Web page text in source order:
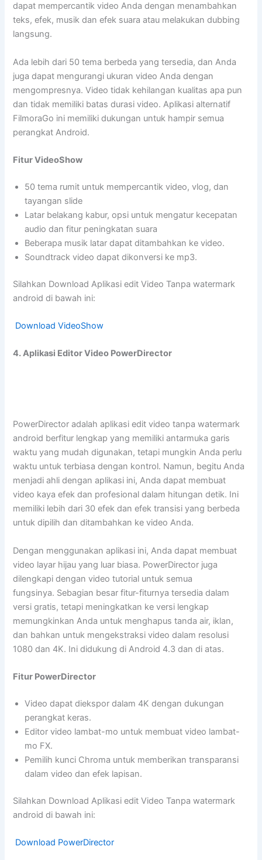
dapat mempercantik video Anda dengan menambahkan
teks, efek, musik dan efek suara atau melakukan dubbing
langsung.
Ada lebih dari 50 tema berbeda yang tersedia, dan Anda
juga dapat mengurangi ukuran video Anda dengan
mengompresnya. Video tidak kehilangan kualitas apa pun
dan tidak memiliki batas durasi video. Aplikasi alternatif
FilmoraGo ini memiliki dukungan untuk hampir semua
perangkat Android.
Fitur VideoShow
50 tema rumit untuk mempercantik video, vlog, dan
tayangan slide
Latar belakang kabur, opsi untuk mengatur kecepatan
audio dan fitur peningkatan suara
Beberapa musik latar dapat ditambahkan ke video.
Soundtrack video dapat dikonversi ke mp3.
Silahkan Download Aplikasi edit Video Tanpa watermark
android di bawah ini:
Download VideoShow
4. Aplikasi Editor Video PowerDirector
PowerDirector adalah aplikasi edit video tanpa watermark
android berfitur lengkap yang memiliki antarmuka garis
waktu yang mudah digunakan, tetapi mungkin Anda perlu
waktu untuk terbiasa dengan kontrol. Namun, begitu Anda
menjadi ahli dengan aplikasi ini, Anda dapat membuat
video kaya efek dan profesional dalam hitungan detik. Ini
memiliki lebih dari 30 efek dan efek transisi yang berbeda
untuk dipilih dan ditambahkan ke video Anda.
Dengan menggunakan aplikasi ini, Anda dapat membuat
video layar hijau yang luar biasa. PowerDirector juga
dilengkapi dengan video tutorial untuk semua
fungsinya. Sebagian besar fitur-fiturnya tersedia dalam
versi gratis, tetapi meningkatkan ke versi lengkap
memungkinkan Anda untuk menghapus tanda air, iklan,
dan bahkan untuk mengekstraksi video dalam resolusi
1080 dan 4K. Ini didukung di Android 4.3 dan di atas.
Fitur PowerDirector
Video dapat diekspor dalam 4K dengan dukungan
perangkat keras.
Editor video lambat-mo untuk membuat video lambat-
mo FX.
Pemilih kunci Chroma untuk memberikan transparansi
dalam video dan efek lapisan.
Silahkan Download Aplikasi edit Video Tanpa watermark
android di bawah ini:
Download PowerDirector